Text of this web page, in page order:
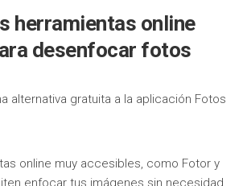
herramientas online
desenfocar fotos
alternativa gratuita a la aplicación Fotos
online muy accesibles, como Fotor y
enfocar tus imágenes sin necesidad